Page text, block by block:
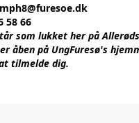
mph8@furesoe.dk
58 66
som lukket her på Allerøds
åben på UngFuresø's
tilmelde dig.